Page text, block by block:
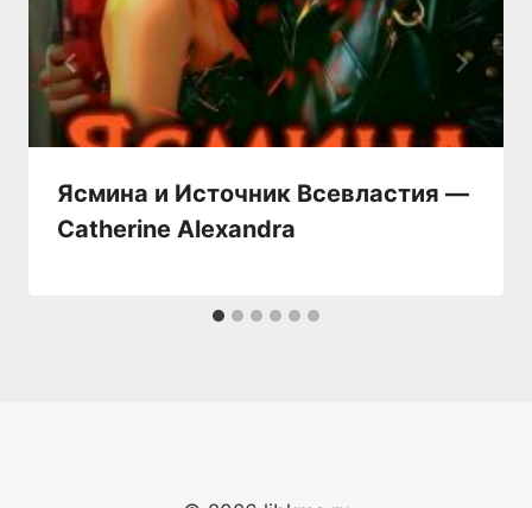
Ясмина и Источник Всевластия —
Catherine Alexandra